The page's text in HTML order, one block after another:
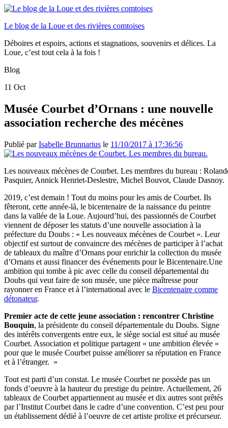
Le blog de la Loue et des rivières comtoises
Déboires et espoirs, actions et stagnations, souvenirs et délices. La
Loue, c’est tout cela à la fois !
Blog
11 Oct
Musée Courbet d’Ornans : une nouvelle
association recherche des mécènes
Publié parIsabelle Brunnarius le 11/10/2017 à 17:36:56
Les nouveaux mécènes de Courbet. Les membres du bureau :
Pasquier, Annick Henriet-Deslestre, Michel Bouvot, Claude Dasnoy.
2019, c’est demain ! Tout du moins pour les amis de Courbet. Ils
fêteront, cette année-là, le bicentenaire de la naissance du peintre
dans la vallée de la Loue. Aujourd’hui, des passionnés de Courbet
viennent de déposer les statuts d’une nouvelle association à la
préfecture du Doubs : « Les nouveaux mécènes de Courbet ». Leur
objectif est surtout de convaincre des mécènes de participer à l’achat
de tableaux du maître d’Ornans pour enrichir la collection du musée
d’Ornans et aussi financer des événements pour le Bicentenaire.Une
ambition qui tombe à pic avec celle du conseil départemental du
Doubs qui veut faire de son musée, une pièce maîtresse pour
rayonner en France et à l’international avec le Bicentenaire comme
détonateur.
Premier acte de cette jeune association : rencontrer Christine
Bouquin, la présidente du conseil départementale du Doubs. Signe
des intérêts convergents entre eux, le siège social est situé au musée
Courbet. Association et politique partagent « une ambition élevée »
pour que le musée Courbet puisse améliorer sa réputation en France
et à l’étranger. »
Tout est parti d’un constat. Le musée Courbet ne possède pas un
fonds d’oeuvre à la hauteur du prestige du peintre. Actuellement, 26
tableaux de Courbet appartiennent au musée et dix autres sont prêtés
par l’Institut Courbet dans le cadre d’une convention. C’est peu pour
un établissement dédié à l’oeuvre de cet artiste prolixe et précurseur.